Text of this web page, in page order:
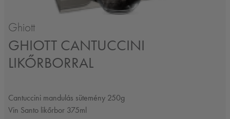
Ghiott
GHIOTT CANTUCCINI
LIKŐRBORRAL
Cantuccini mandulás sütemény 250g
Vin Santo likőrbor 375ml